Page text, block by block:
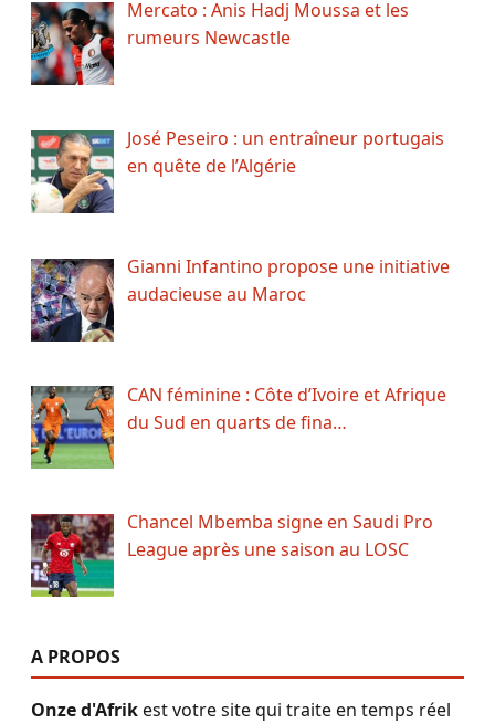
Mercato : Anis Hadj Moussa et les
rumeurs Newcastle
José Peseiro : un entraîneur portugais
en quête de l’Algérie
Gianni Infantino propose une initiative
audacieuse au Maroc
CAN féminine : Côte d’Ivoire et Afrique
du Sud en quarts de fina…
Chancel Mbemba signe en Saudi Pro
League après une saison au LOSC
A PROPOS
Onze d'Afrikest votre site qui traite en temps réel